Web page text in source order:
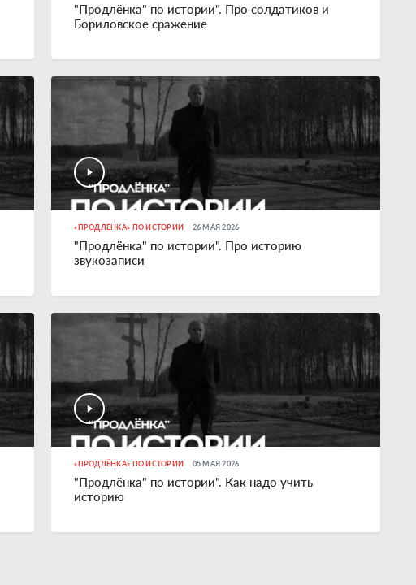
"Продлёнка" по истории". Про солдатиков и
Бориловское сражение
«ПРОДЛЁНКА» ПО ИСТОРИИ 26 МАЯ 2026
"Продлёнка" по истории". Про историю
звукозаписи
«ПРОДЛЁНКА» ПО ИСТОРИИ 05 МАЯ 2026
"Продлёнка" по истории". Как надо учить
историю